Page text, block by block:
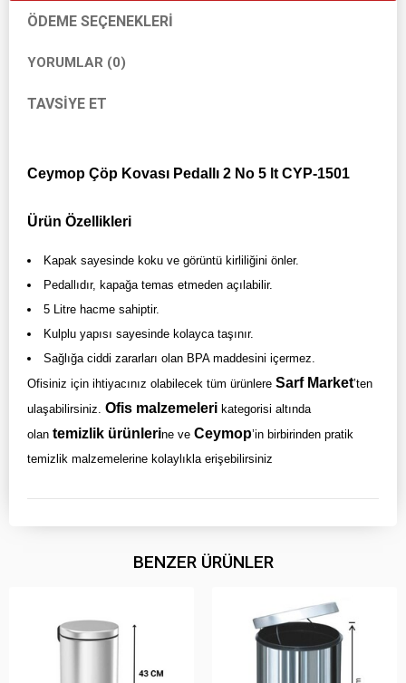
ÖDEME SEÇENEKLERI
YORUMLAR (0)
TAVSIYE ET
Ceymop Çöp Kovası Pedallı 2 No 5 lt CYP-1501
Ürün Özellikleri
Kapak sayesinde koku ve görüntü kirliliğini önler.
Pedallıdır, kapağa temas etmeden açılabilir.
5 Litre hacme sahiptir.
Kulplu yapısı sayesinde kolayca taşınır.
Sağlığa ciddi zararları olan BPA maddesini içermez.
Ofisiniz için ihtiyacınız olabilecek tüm ürünlere Sarf Market’ten
ulaşabilirsiniz. Ofis malzemeleri kategorisi altında
olan temizlik ürünlerine ve Ceymop’in birbirinden pratik
temizlik malzemelerine kolaylıkla erişebilirsiniz
BENZER ÜRÜNLER